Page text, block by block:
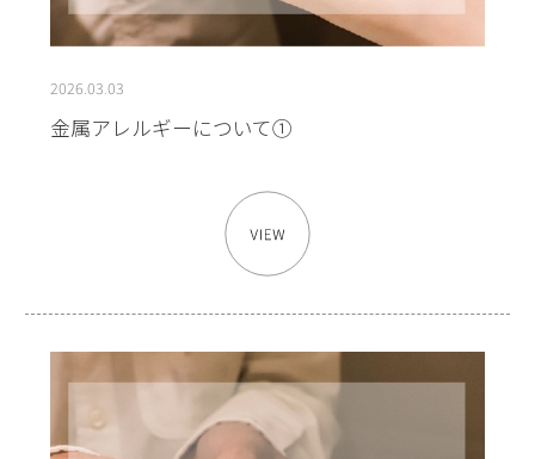
2026.03.03
金属アレルギーについて①